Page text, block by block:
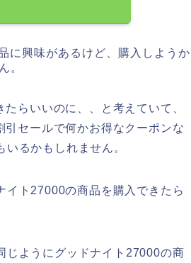
に興味があるけど、購入しようか
。
らいいのに、、と考えていて、
セールで何かお得なクーポンな
るかもしれません。
イト27000の商品を購入できたら
じようにグッドナイト27000の商